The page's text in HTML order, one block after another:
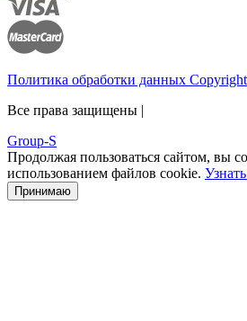
Политика обработки данных
Все права защищены |
Group-S
Продолжая пользоваться сайтом, вы
использованием файлов cookie.
Принимаю